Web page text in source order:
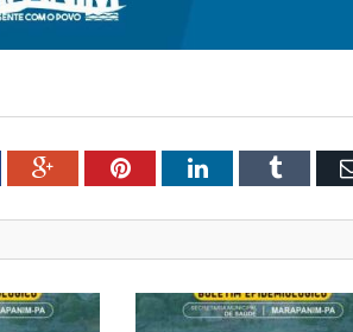
Google+PinterestLinkedInTumblr